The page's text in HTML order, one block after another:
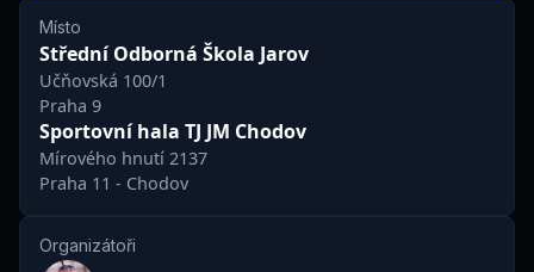
nesmí chybět ani přátelská atmosféra a skvělá hudba.
Doufáme, že se brzy uvidíme na kurtu!
Game On!
V případě dotazů nás prosím neváhejte kontaktovat i na
Instagramu @gameon.vb
Místo
Střední Odborná Škola Jarov
Učňovská 100/1
Praha 9
Sportovní hala TJ JM Chodov
Mírového hnutí 2137
Praha 11 - Chodov
Organizátoři